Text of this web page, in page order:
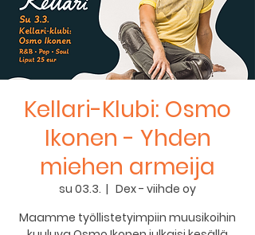
Kellari-Klubi: Osmo
Ikonen - Yhden
miehen armeija
su 03.3.
  |
Dex - viihde oy
Maamme työllistetyimpiin muusikoihin